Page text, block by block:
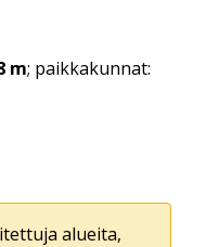
m; paikkakunnat:
alueita,